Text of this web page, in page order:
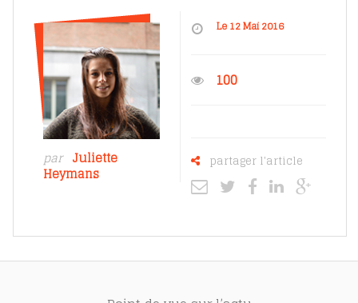
par Juliette
Heymans
Le 12 Mai 2016
100
partager l'article